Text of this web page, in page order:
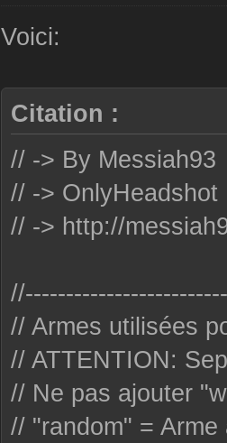
Voici:
Citation :
// -> By Messiah93
// -> OnlyHeadshot
// -> http://
// Armes utilisées
// ATTENTION:
// Ne pas ajouter
// "random" =